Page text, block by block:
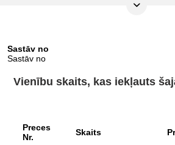
Iesaiņojuma augstums, mm:
Iesaiņojuma platums, mm:
detaļas komplektā:
Sastāv no
Sastāv no
Vienību skaits, kas iekļauts
Preces
Nr.
Skaits